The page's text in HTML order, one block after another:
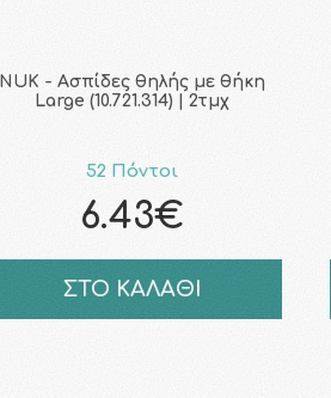
NUK - Ασπίδες θηλής με θήκη
Large (10.721.314) | 2τμχ
52 Πόντοι
6.43€
ΣΤΟ ΚΑΛΑΘΙ